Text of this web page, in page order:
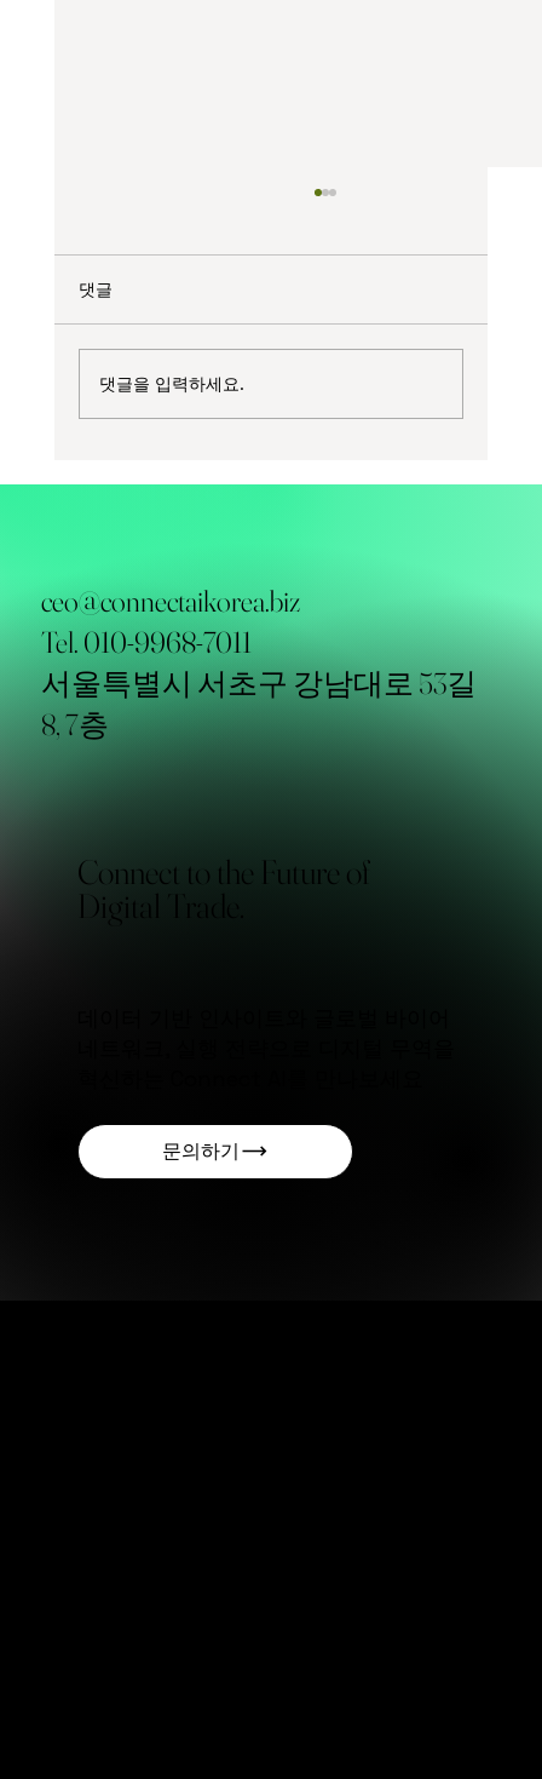
댓글
댓글을 입력하세요.
ceo@connectaikorea.biz
Tel. 010-9968-7011
서울특별시 서초구 강남대로 53길
8, 7층
Connect to the Future of
Digital Trade.
문의하기